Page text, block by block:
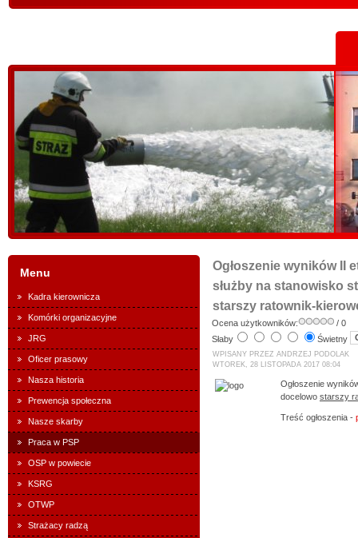
Menu
Kadra kierownicza
Komórki organizacyjne
JRG
Oficer prasowy
Nasza historia
Prewencja społeczna
Nasze skarby
Praca w PSP
OSP w powiecie
KSRG
OTWP
Strażacy radzą
Ogłoszenie wyników II
służby na stanowisko
starszy ratownik-
Ocena użytkowników:
/ 0
Słaby
Świetny
WPISANY PRZEZ ANDRZEJ PODOLAK
WTOREK, 28 LISTOPADA 2017 08:04
Ogłoszenie
docelowo starszy
Treść ogłoszenia -